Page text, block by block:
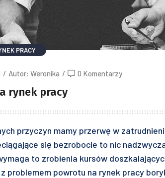
PRACY
/ Autor: Weronika / 0 Komentarzy
rynek pracy
przyczyn mamy przerwę w
się bezrobocie to nic
to zrobienia kursów
problemem powrotu na rynek pracy